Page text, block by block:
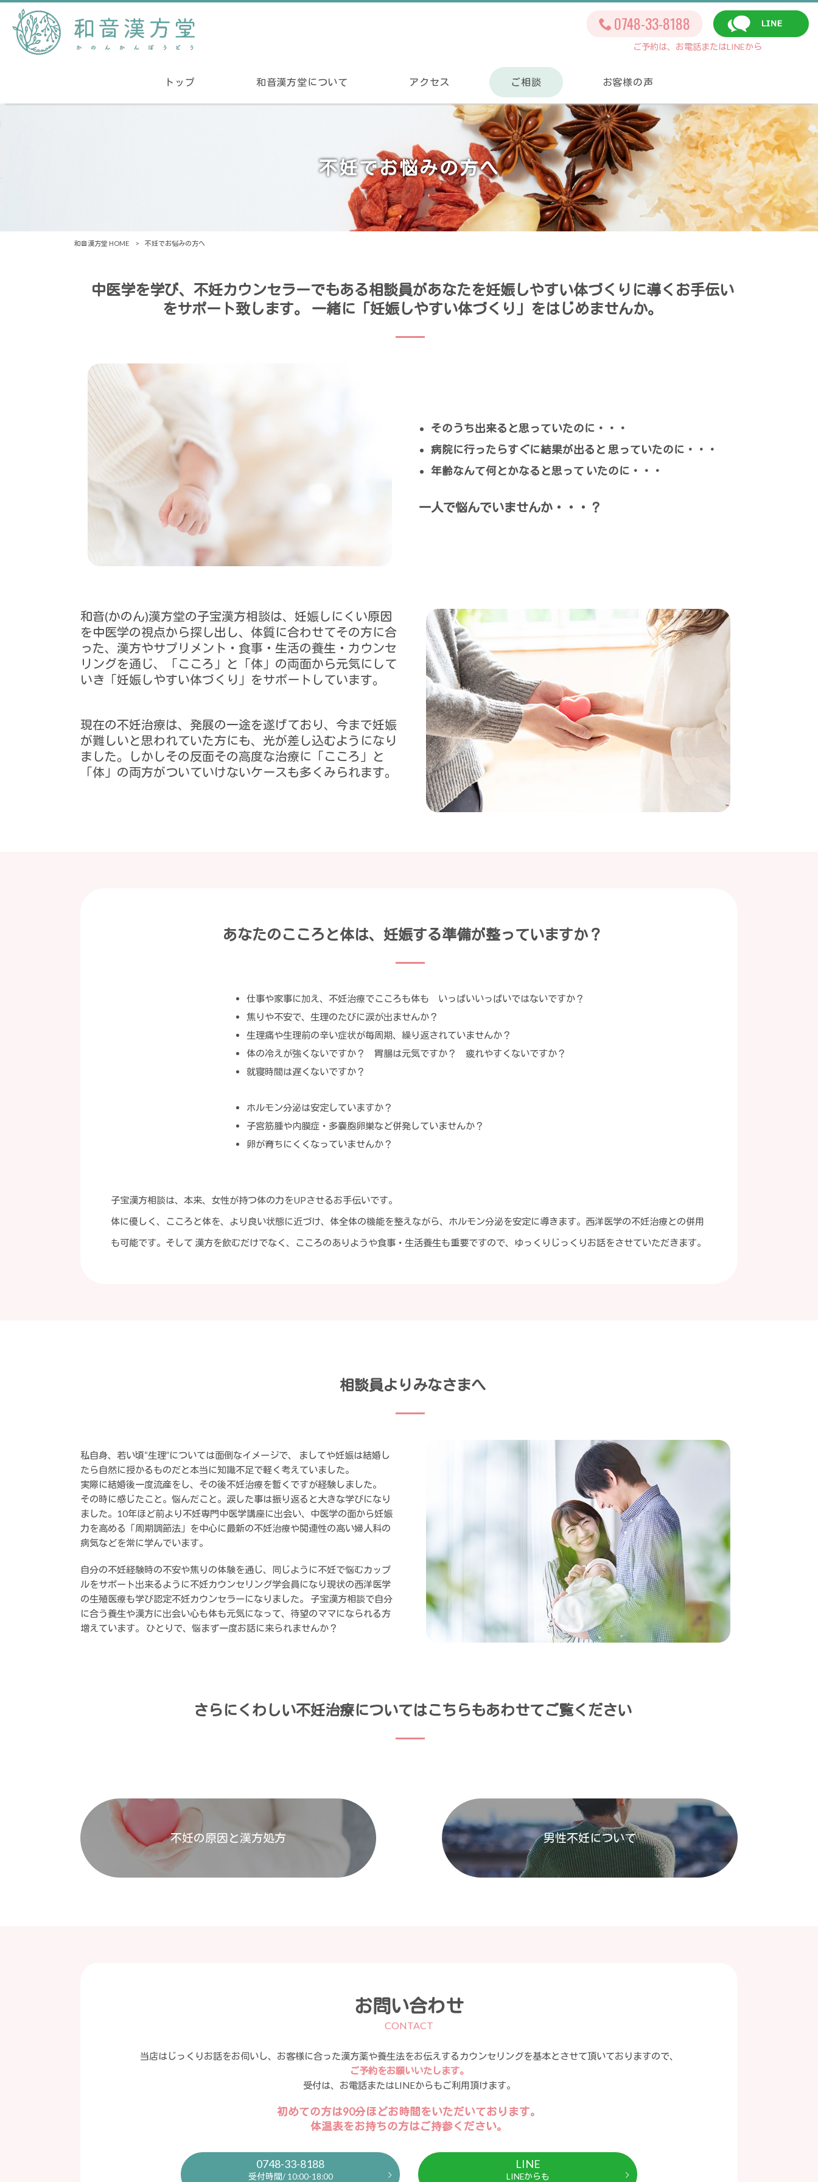
0748-33-8188
ご予約は、お電話またはLINEから
トップ 和音漢方堂について アクセス ご相談 お客様の声
不妊でお悩みの方へ
和音漢方堂 HOME > 不妊でお悩みの方へ
中医学を学び、不妊カウンセラーでもある相談員があなたを妊娠しやすい体づくりに導くお手伝い
をサポート致します。 一緒に「妊娠しやすい体づくり」をはじめませんか。
そのうち出来ると思っていたのに・・・
病院に行ったらすぐに結果が出ると 思っていたのに・・・
年齢なんて何とかなると思って いたのに・・・
一人で悩んでいませんか・・・？
和音(かのん)漢方堂の子宝漢方相談は、妊娠しにくい原因
を中医学の視点から探し出し、体質に合わせてその方に合
った、漢方やサプリメント・食事・生活の養生・カウンセ
リングを通じ、「こころ」と「体」の両面から元気にして
いき「妊娠しやすい体づくり」をサポートしています。
現在の不妊治療は、発展の一途を遂げており、今まで妊娠
が難しいと思われていた方にも、光が差し込むようになり
ました。しかしその反面その高度な治療に「こころ」と
「体」の両方がついていけないケースも多くみられます。
あなたのこころと体は、妊娠する準備が整っていますか？
仕事や家事に加え、不妊治療でこころも体も いっぱいいっぱいではないですか？
焦りや不安で、生理のたびに涙が出ませんか？
生理痛や生理前の辛い症状が毎周期、繰り返されていませんか？
体の冷えが強くないですか？ 胃腸は元気ですか？ 疲れやすくないですか？
就寝時間は遅くないですか？
ホルモン分泌は安定していますか？
子宮筋腫や内膜症・多嚢胞卵巣など併発していませんか？
卵が育ちにくくなっていませんか？
子宝漢方相談は、本来、女性が持つ体の力をUPさせるお手伝いです。
体に優しく、こころと体を、より良い状態に近づけ、体全体の機能を整えながら、ホルモン分泌を安定に導きます。西洋医学の不妊治療との併用
も可能です。そして 漢方を飲むだけでなく、こころのありようや食事・生活養生も重要ですので、ゆっくりじっくりお話をさせていただきます。
相談員よりみなさまへ
私自身、若い頃“生理”については面倒なイメージで、 ましてや妊娠は結婚し
たら自然に授かるものだと本当に知識不足で軽く考えていました。
実際に結婚後一度流産をし、その後不妊治療を暫くですが経験しました。
その時に感じたこと。悩んだこと。涙した事は振り返ると大きな学びになり
ました。10年ほど前より不妊専門中医学講座に出会い、中医学の面から妊娠
力を高める「周期調節法」を中心に最新の不妊治療や関連性の高い婦人科の
病気などを常に学んでいます。
自分の不妊経験時の不安や焦りの体験を通じ、同じように不妊で悩むカップ
ルをサポート出来るように不妊カウンセリング学会員になり現状の西洋医学
の生殖医療も学び認定不妊カウンセラーになりました。 子宝漢方相談で自分
に合う養生や漢方に出会い心も体も元気になって、待望のママになられる方
増えています。 ひとりで、悩まず一度お話に来られませんか？
さらにくわしい不妊治療についてはこちらもあわせてご覧ください
不妊の原因と漢方処方 男性不妊について
お問い合わせ
CONTACT
当店はじっくりお話をお伺いし、お客様に合った漢方薬や養生法をお伝えするカウンセリングを基本とさせて頂いておりますので、
ご予約をお願いいたします。
受付は、お電話またはLINEからもご利用頂けます。
初めての方は90分ほどお時間をいただいております。
体温表をお持ちの方はご持参ください。
0748-33-8188
受付時間/ 10:00-18:00
LINE
LINEからも